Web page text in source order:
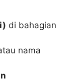
di bahagian
nama